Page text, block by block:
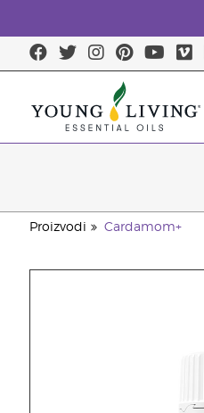
Proizvodi Cardamom+